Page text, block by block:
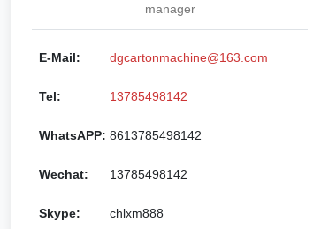
manager
E-Mail: dgcartonmachine@163.com
Tel: 13785498142
WhatsAPP: 8613785498142
Wechat: 13785498142
Skype: chlxm888